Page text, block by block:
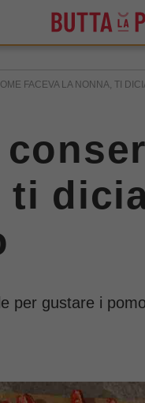
FACEVA LA NONNA, TI
per gustare i